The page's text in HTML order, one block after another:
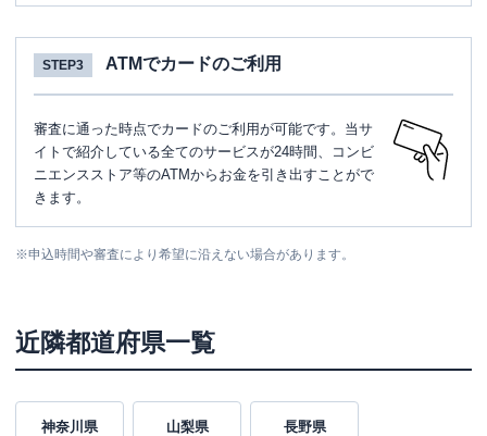
STEP3 ATMでカードのご利用
審査に通った時点でカードのご利用が可能です。当サ
イトで紹介している全てのサービスが24時間、コンビ
ニエンスストア等のATMからお金を引き出すことがで
きます。
※申込時間や審査により希望に沿えない場合があります。
近隣都道府県一覧
神奈川県 山梨県 長野県